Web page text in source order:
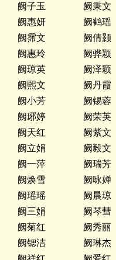
阙子玉 阙秉文
阙惠妍 阙鹤瑶
阙霈文 阙倩颢
阙惠玲 阙骅颖
阙琼英 阙泽颖
阙熙文 阙丹霞
阙小芳 阙锡蓉
阙琊婷 阙荣英
阙天红 阙紫文
阙立娟 阙毅文
阙一萍 阙瑞芳
阙焕雪 阙咏婵
阙瑶瑶 阙晨琼
阙三娟 阙琴彗
阙菊红 阙秀丽
阙锶洁 阙琳杰